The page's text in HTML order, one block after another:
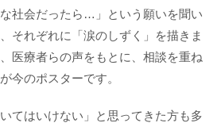
社会だったら…」という願いを聞い
それぞれに「涙のしずく」を描きま
医療者らの声をもとに、相談を重ね
今のポスターです。
てはいけない」と思ってきた方も多